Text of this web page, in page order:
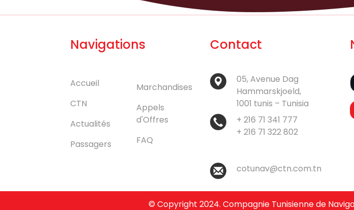
Navigations
Accueil
CTN
Actualités
Passagers
Marchandises
Appels
d'Offres
FAQ
Contact
05, Avenue Dag
Hammarskjoeld,
1001 tunis – Tunisia
+ 216 71 341 777
+ 216 71 322 802
cotunav@ctn.com.tn
© Copyright 2024. Compagnie Tunisienne de